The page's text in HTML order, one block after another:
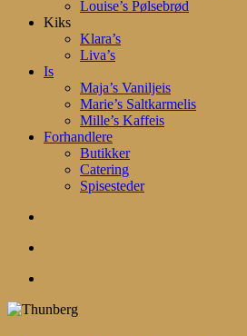
Louise’s Pølsebrød
Kiks
Klara’s
Liva’s
Is
Maja’s Vaniljeis
Marie’s Saltkarmelis
Mille’s Kaffeis
Forhandlere
Butikker
Catering
Spisesteder